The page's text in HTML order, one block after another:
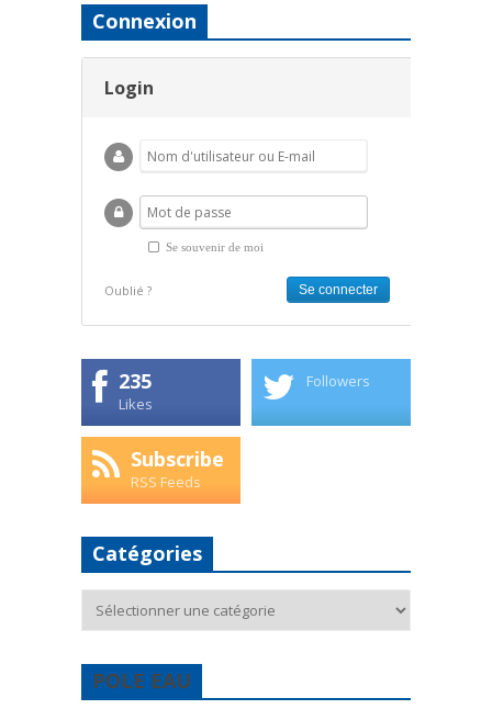
Connexion
Login
Se souvenir de moi
Oublié ?
235
Likes
Followers
Subscribe
RSS Feeds
Catégories
POLE EAU